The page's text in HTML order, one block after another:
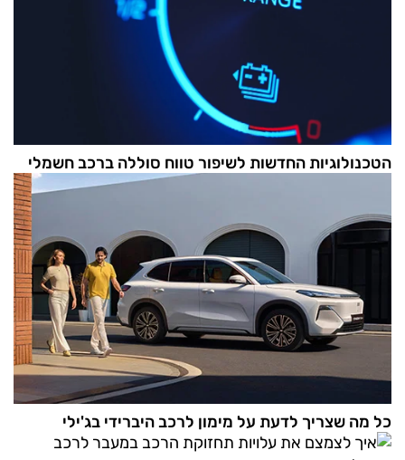
הטכנולוגיות החדשות לשיפור טווח סוללה ברכב חשמלי
כל מה שצריך לדעת על מימון לרכב היברידי בג'ילי